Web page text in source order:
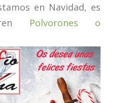
en Navidad, es
Polvorones o